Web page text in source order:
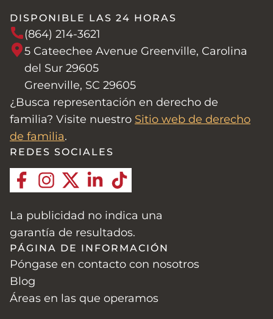
DISPONIBLE LAS 24 HORAS
(864) 214-3621
5 Cateechee Avenue Greenville, Carolina
del Sur 29605
Greenville, SC 29605
¿Busca representación en derecho de
familia? Visite nuestro Sitio web de derecho
de familia.
REDES SOCIALES
La publicidad no indica una
garantía de resultados.
PÁGINA DE INFORMACIÓN
Póngase en contacto con nosotros
Blog
Áreas en las que operamos